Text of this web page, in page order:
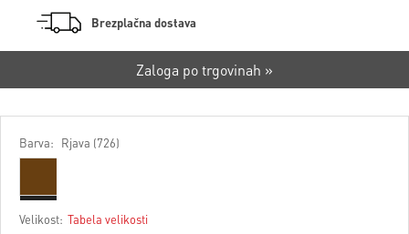
Brezplačna dostava
Zaloga po trgovinah »
Barva: Rjava (726)
Velikost: Tabela velikosti